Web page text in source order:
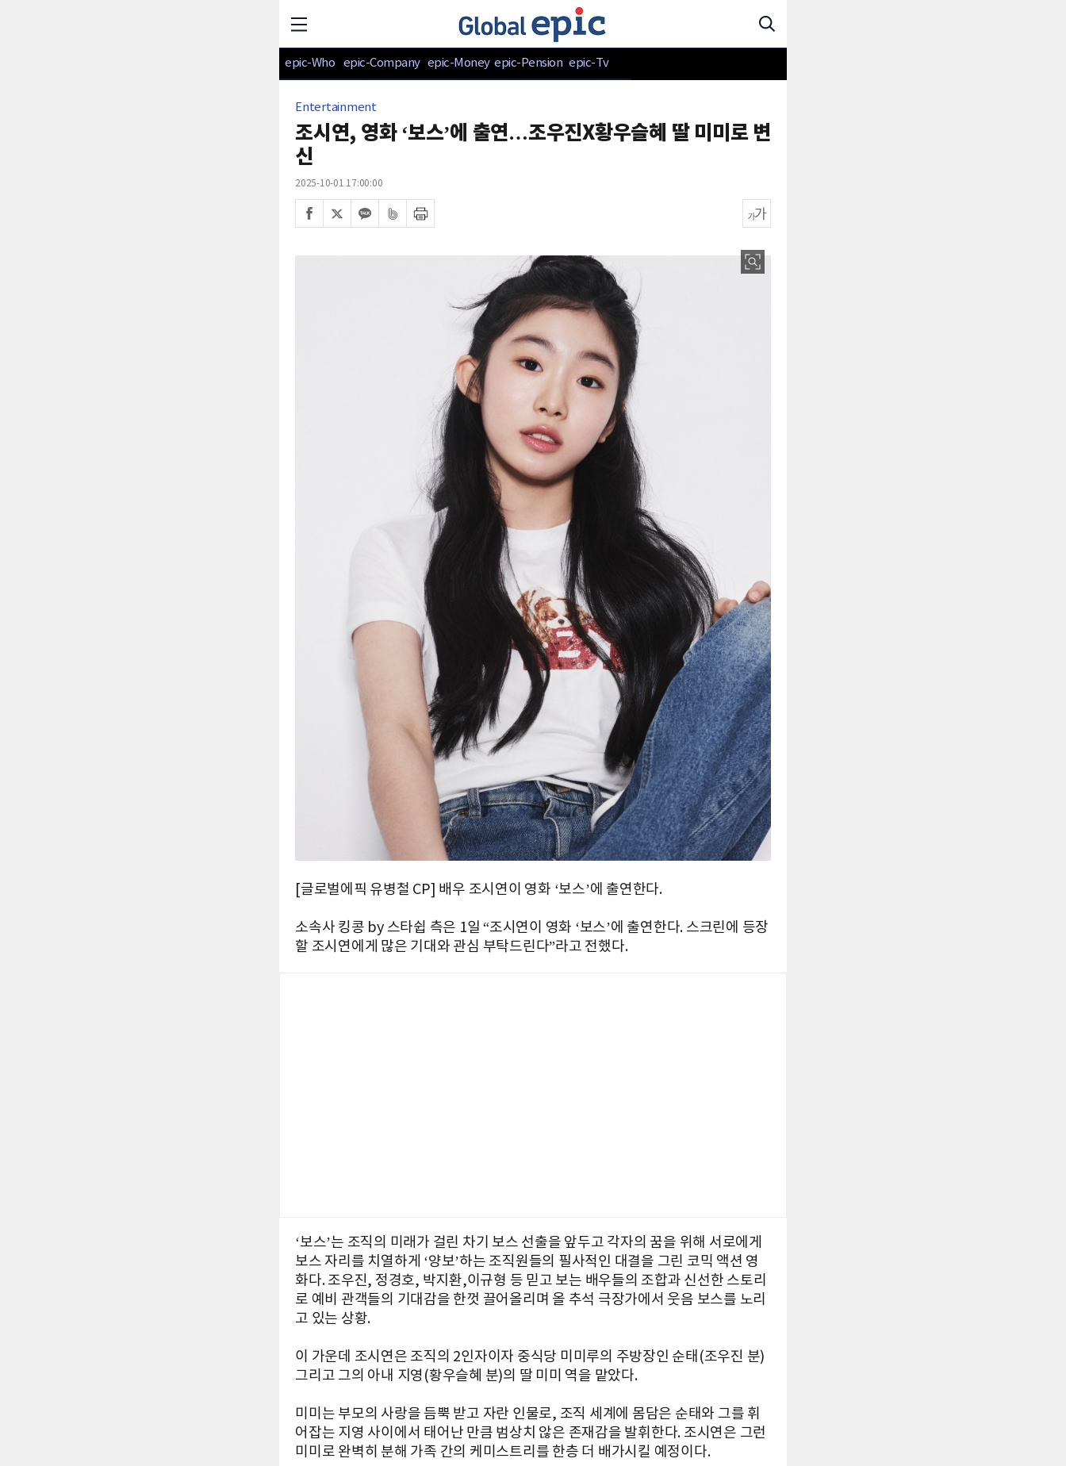
epic-Who epic-Company epic-Money epic-Pension epic-Tv
Entertainment
조시연, 영화 ‘보스’에 출연…조우진X황우슬혜 딸 미미로 변
신
2025-10-01 17:00:00
[글로벌에픽 유병철 CP] 배우 조시연이 영화 ‘보스’에 출연한다.
소속사 킹콩 by 스타쉽 측은 1일 “조시연이 영화 ‘보스’에 출연한다. 스크린에 등장
할 조시연에게 많은 기대와 관심 부탁드린다”라고 전했다.
‘보스’는 조직의 미래가 걸린 차기 보스 선출을 앞두고 각자의 꿈을 위해 서로에게
보스 자리를 치열하게 ‘양보’하는 조직원들의 필사적인 대결을 그린 코믹 액션 영
화다. 조우진, 정경호, 박지환,이규형 등 믿고 보는 배우들의 조합과 신선한 스토리
로 예비 관객들의 기대감을 한껏 끌어올리며 올 추석 극장가에서 웃음 보스를 노리
고 있는 상황.
이 가운데 조시연은 조직의 2인자이자 중식당 미미루의 주방장인 순태(조우진 분)
그리고 그의 아내 지영(황우슬혜 분)의 딸 미미 역을 맡았다.
미미는 부모의 사랑을 듬뿍 받고 자란 인물로, 조직 세계에 몸담은 순태와 그를 휘
어잡는 지영 사이에서 태어난 만큼 범상치 않은 존재감을 발휘한다. 조시연은 그런
미미로 완벽히 분해 가족 간의 케미스트리를 한층 더 배가시킬 예정이다.